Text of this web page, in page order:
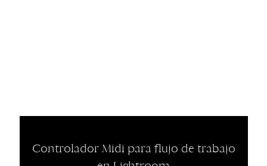
Controlador Midi para flujo de trabajo